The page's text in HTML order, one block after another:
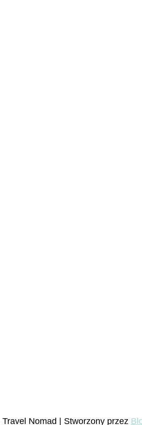
Travel Nomad | Stworzony przez